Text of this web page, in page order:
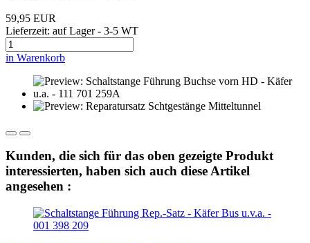
59,95 EUR
Lieferzeit: auf Lager - 3-5 WT
in Warenkorb
Kunden, die sich für das oben gezeigte Produkt
interessierten, haben sich auch diese Artikel
angesehen :